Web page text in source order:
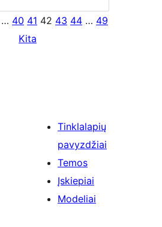
… 40 41 42 43 44 … 49
Kita
Tinklalapių
pavyzdžiai
Temos
Įskiepiai
Modeliai